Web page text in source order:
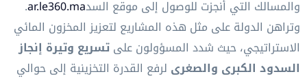
والمسالك التي أُنجزت للوصول إلى موقع السدar.le360.ma
.
وتراهن الدولة على مثل هذه المشاريع لتعزيز المخزون المائي
الاستراتيجي، حيث شدد المسؤولون علىتسريع وتيرة إنجاز
السدود الكبرى والصغرى لرفع القدرة التخزينية إلى حوالي